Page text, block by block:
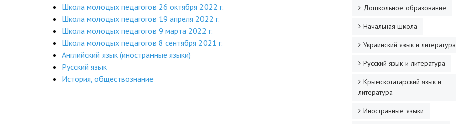
Школа молодых педагогов 26 октября 2022 г.
Школа молодых педагогов 19 апреля 2022 г.
Школа молодых педагогов 9 марта 2022 г.
Школа молодых педагогов 8 сентября 2021 г.
Английский язык (иностранные языки)
Русский язык
История, обществознание
Дошкольное образование
Начальная школа
Украинский язык и литература
Русский язык и литература
Крымскотатарский язык и
литература
Иностранные языки